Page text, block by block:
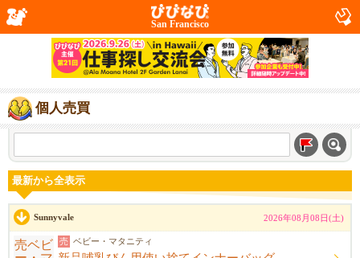
San Francisco
個人売買
最新から全表示
Sunnyvale 2026年08月08日(土)
売 ベビー・マタニティ